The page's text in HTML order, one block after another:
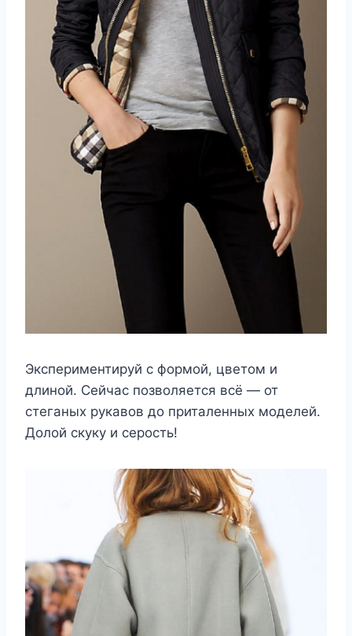
Экспериментируй с формой, цветом и
длиной. Сейчас позволяется всё — от
стеганых рукавов до приталенных моделей.
Долой скуку и серость!